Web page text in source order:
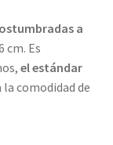
a
cm. Es
el estándar
la comodidad de